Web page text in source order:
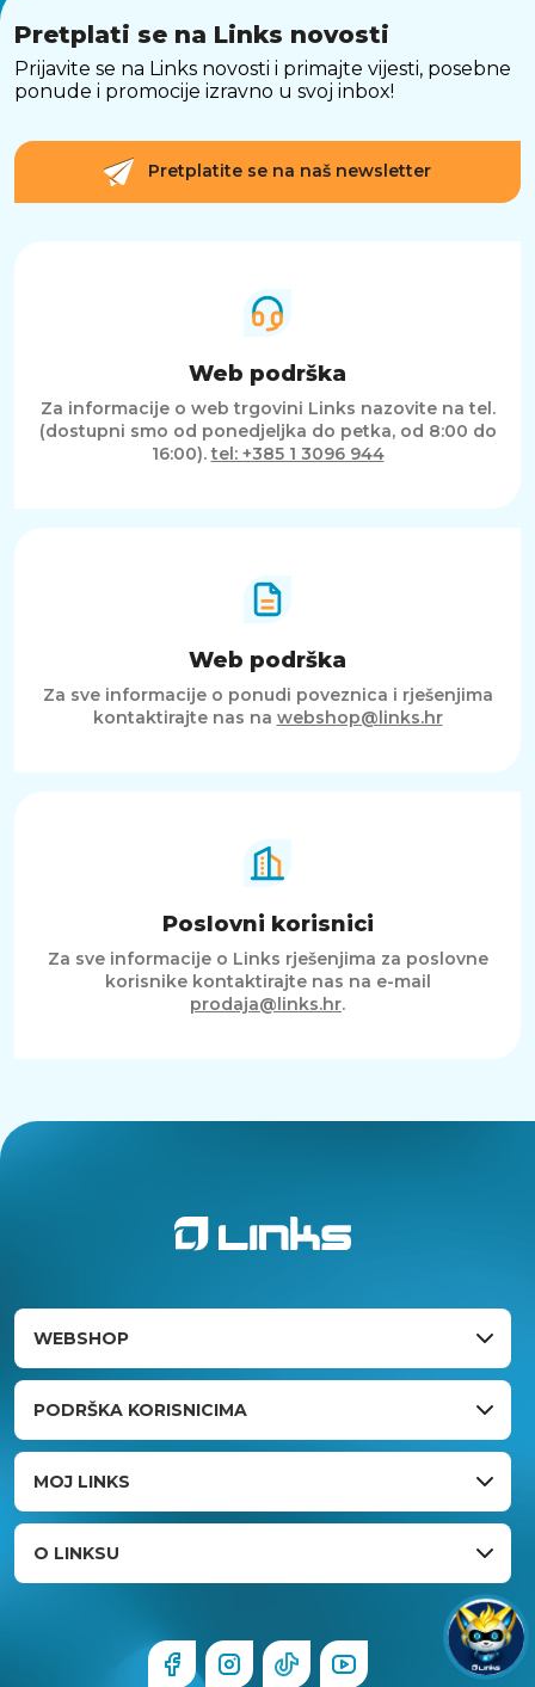
Pretplati se na Links novosti
Prijavite se na Links novosti i primajte vijesti, posebne
ponude i promocije izravno u svoj inbox!
Pretplatite se na naš newsletter
Web podrška
Za informacije o web trgovini Links nazovite na tel.
(dostupni smo od ponedjeljka do petka, od 8:00 do
16:00).tel: +385 1 3096 944
Web podrška
Za sve informacije o ponudi poveznica i rješenjima
kontaktirajte nas na webshop@links.hr
Poslovni korisnici
Za sve informacije o Links rješenjima za poslovne
korisnike kontaktirajte nas na e-mail
prodaja@links.hr.
WEBSHOP
PODRŠKA KORISNICIMA
MOJ LINKS
O LINKSU